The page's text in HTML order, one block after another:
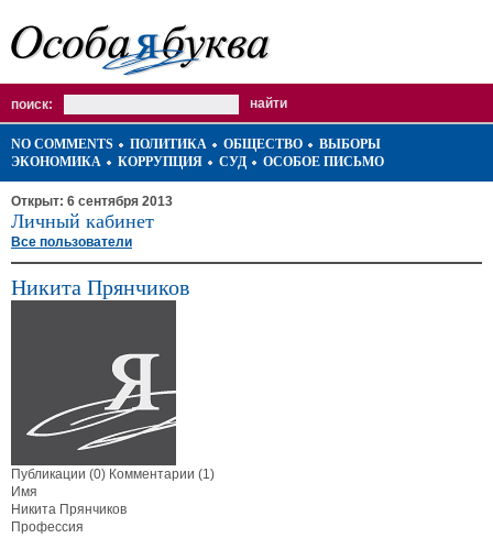
поиск:
NO COMMENTS ПОЛИТИКА ОБЩЕСТВО
ВЫБОРЫ
ЭКОНОМИКА
КОРРУПЦИЯ СУД ОСОБОЕ ПИСЬМО
Открыт: 6 сентября 2013
Личный кабинет
Все пользователи
Никита Прянчиков
Публикации (0) Комментарии (1)
Имя
Никита Прянчиков
Профессия